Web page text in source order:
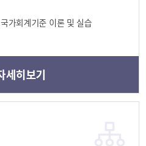
가회계기준 이론 및 실습
세히보기